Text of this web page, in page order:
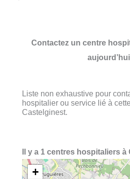
Contactez un centre
Liste non exhaustive pour
hospitalier ou service lié à
Castelginest.
Il y a 1 centres hospitaliers à
+